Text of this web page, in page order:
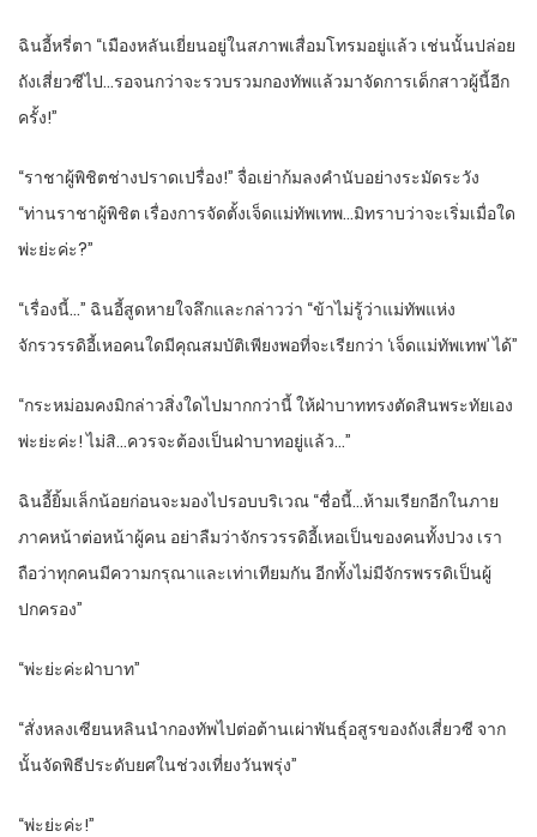
ฉินอี้หรี่ตา “เมืองหลันเยี่ยนอยู่ในสภาพเสื่อมโทรมอยู่แล้ว เช่นนั้นปล่อย
ถังเสี่ยวซีไป…รอจนกว่าจะรวบรวมกองทัพแล้วมาจัดการเด็กสาวผู้นี้อีก
ครั้ง!”
“ราชาผู้พิชิตช่างปราดเปรื่อง!” จื่อเย่าก้มลงคำนับอย่างระมัดระวัง
“ท่านราชาผู้พิชิต เรื่องการจัดตั้งเจ็ดแม่ทัพเทพ…มิทราบว่าจะเริ่มเมื่อใด
พ่ะย่ะค่ะ?”
“เรื่องนี้…” ฉินอี้สูดหายใจลึกและกล่าวว่า “ข้าไม่รู้ว่าแม่ทัพแห่ง
จักรวรรดิอี้เหอคนใดมีคุณสมบัติเพียงพอที่จะเรียกว่า ‘เจ็ดแม่ทัพเทพ’ ได้”
“กระหม่อมคงมิกล่าวสิ่งใดไปมากกว่านี้ ให้ฝ่าบาททรงตัดสินพระทัยเอง
พ่ะย่ะค่ะ! ไม่สิ…ควรจะต้องเป็นฝ่าบาทอยู่แล้ว…”
ฉินอี้ยิ้มเล็กน้อยก่อนจะมองไปรอบบริเวณ “ชื่อนี้…ห้ามเรียกอีกในภาย
ภาคหน้าต่อหน้าผู้คน อย่าลืมว่าจักรวรรดิอี้เหอเป็นของคนทั้งปวง เรา
ถือว่าทุกคนมีความกรุณาและเท่าเทียมกัน อีกทั้งไม่มีจักรพรรดิเป็นผู้
ปกครอง”
“พ่ะย่ะค่ะฝ่าบาท”
“สั่งหลงเซียนหลินนำกองทัพไปต่อต้านเผ่าพันธุ์อสูรของถังเสี่ยวซี จาก
นั้นจัดพิธีประดับยศในช่วงเที่ยงวันพรุ่ง”
“พ่ะย่ะค่ะ!”